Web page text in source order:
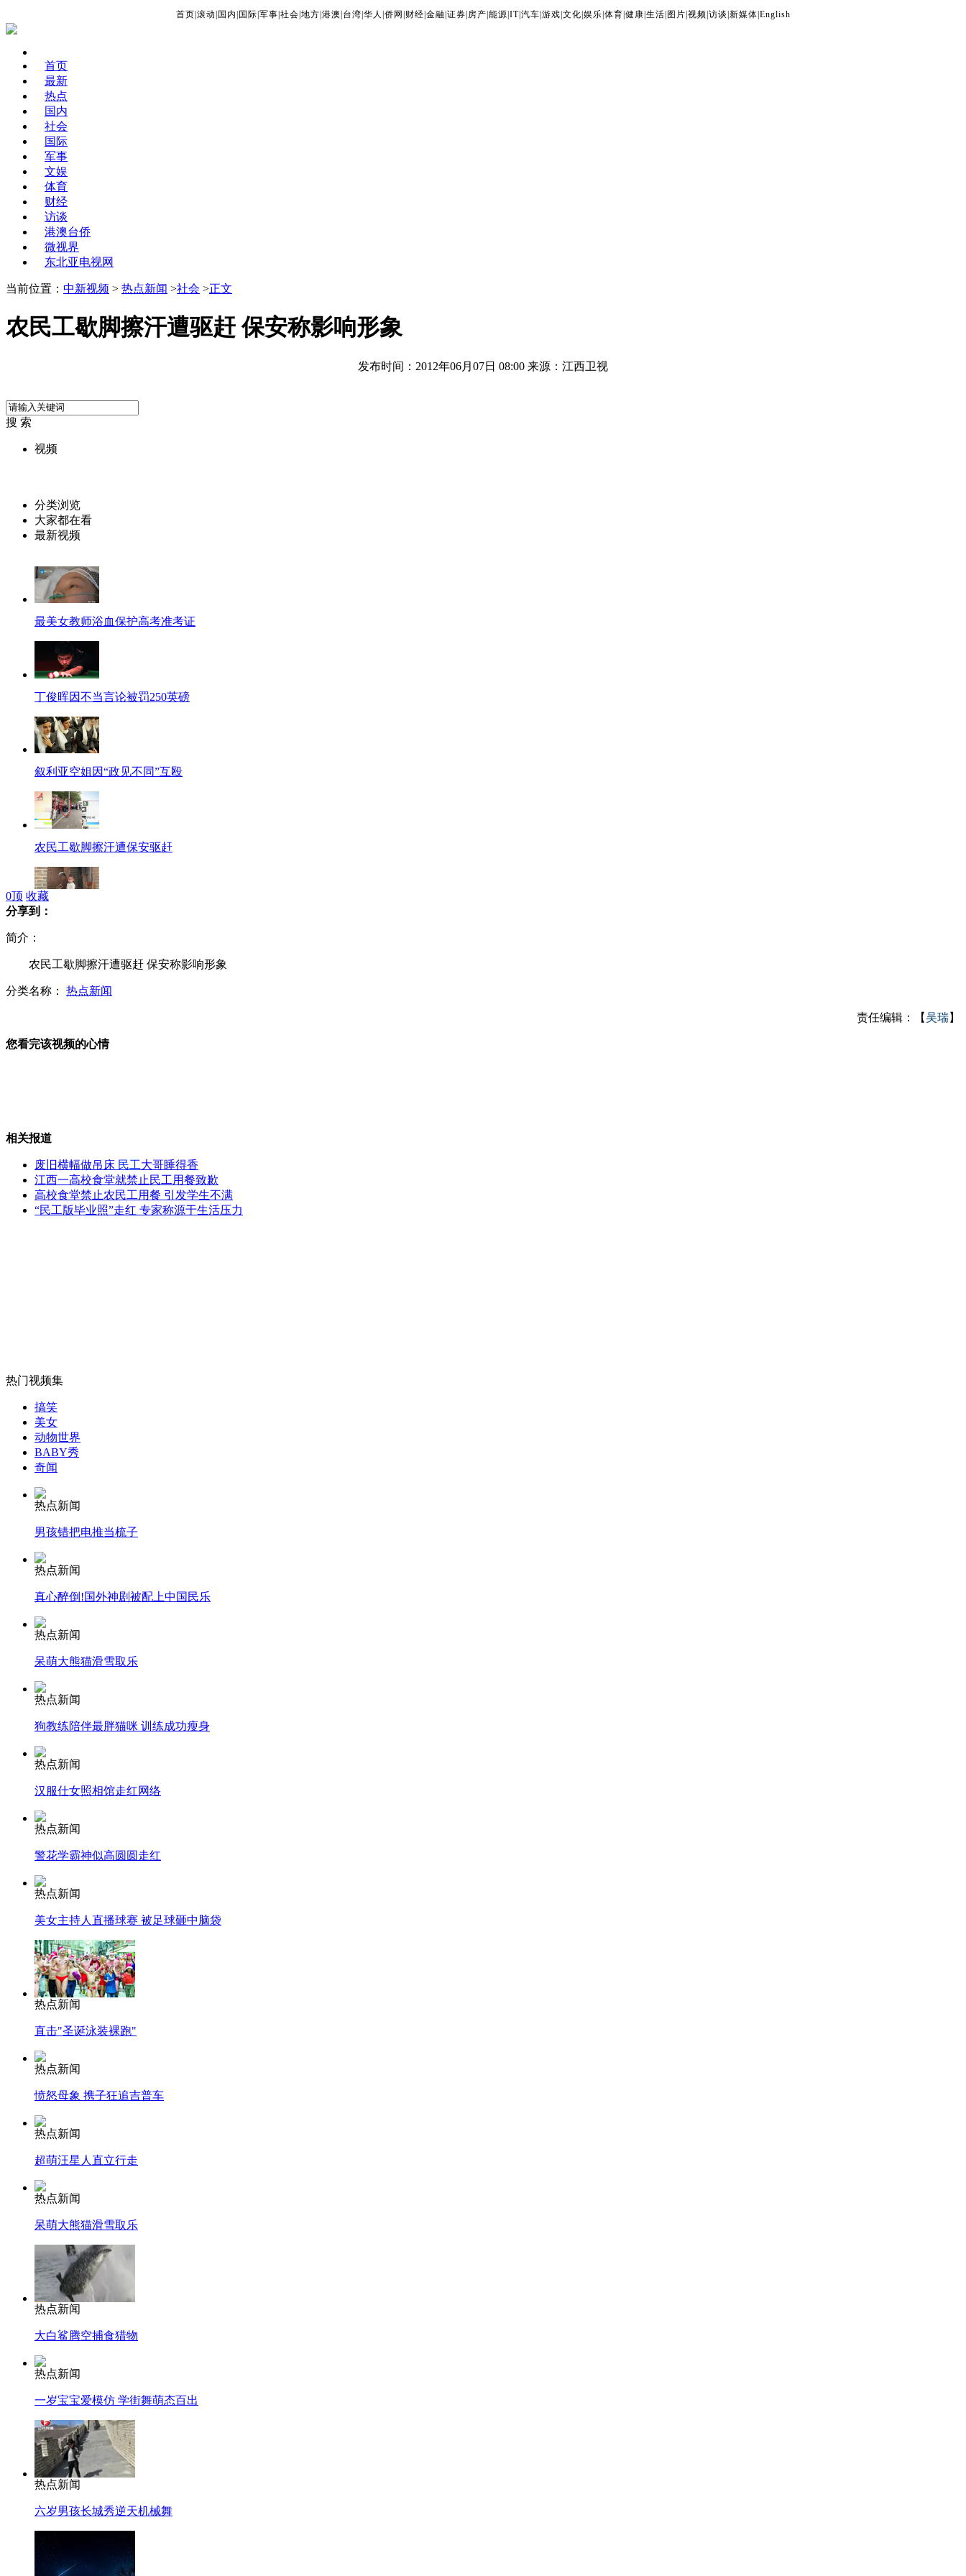
首页 滚动 国内 国际 军事 社会 地方 港澳 台湾 华人 侨网 财经 金融 证券 房产 能源 IT| 汽车 游戏 文化 娱乐 体育 健康 生活 图片 视频 访谈 新媒体 English
首页
最新
热点
国内
社会
国际
军事
文娱
体育
财经
访谈
港澳台侨
微视界
东北亚电视网
当前位置： 中新视频 > 热点新闻 >社会 >正文
农民工歇脚擦汗遭驱赶 保安称影响形象
发布时间：2012年06月07日 08:00 来源：江西卫视
搜 索
视频
分类浏览
大家都在看
最新视频
最美女教师浴血保护高考准考证
丁俊晖因不当言论被罚250英磅
叙利亚空姐因“政见不同”互殴
农民工歇脚擦汗遭保安驱赶
蛟龙号海试标志深海勘探冲世界前三
国产大飞机“心脏”正在成型
女孩北京地铁殴打老人 痛下狠手拳打脚踢
无痛分娩是否安全 医生回应
外交部：有关国家言论片面不公正
安徽一实载49人客车翻车
走！跟着总书记去植树
纽约上演“枕头大战”
0顶 收藏
分享到：
简介：
农民工歇脚擦汗遭驱赶 保安称影响形象
分类名称： 热点新闻
责任编辑：【吴瑞】
您看完该视频的心情
相关报道
废旧横幅做吊床 民工大哥睡得香
江西一高校食堂就禁止民工用餐致歉
高校食堂禁止农民工用餐 引发学生不满
“民工版毕业照”走红 专家称源于生活压力
热门视频集
搞笑
美女
动物世界
BABY秀
奇闻
热点新闻
男孩错把电推当梳子
热点新闻
真心醉倒!国外神剧被配上中国民乐
热点新闻
呆萌大熊猫滑雪取乐
热点新闻
狗教练陪伴最胖猫咪 训练成功瘦身
热点新闻
汉服仕女照相馆走红网络
热点新闻
警花学霸神似高圆圆走红
热点新闻
美女主持人直播球赛 被足球砸中脑袋
热点新闻
直击"圣诞泳装裸跑"
热点新闻
愤怒母象 携子狂追吉普车
热点新闻
超萌汪星人直立行走
热点新闻
呆萌大熊猫滑雪取乐
热点新闻
大白鲨腾空捕食猎物
热点新闻
一岁宝宝爱模仿 学街舞萌态百出
热点新闻
六岁男孩长城秀逆天机械舞